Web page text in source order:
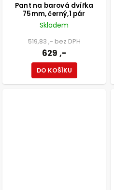
Pant na barová dvířka
75mm, černý,1 pár
Skladem
519,83 ,- bez DPH
629 ,-
DO KOŠÍKU